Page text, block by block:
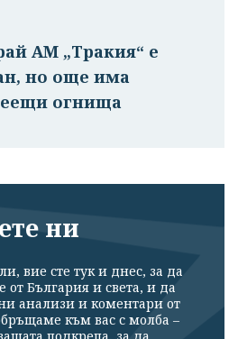
АМ „Тракия“ е
но още има
огнища
ни
вие сте тук и днес, за да
от България и света, и да
анализи и коментари от
към вас с молба –